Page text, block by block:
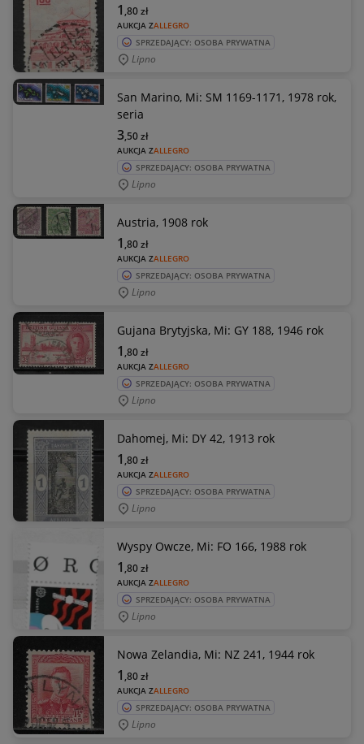
AUKCJA ZALLEGRO
1 ,80zł
SPRZEDAJĄCY: OSOBA PRYWATNA
Lipno
San Marino, Mi: SM 1169-1171, 1978 rok,
seria
AUKCJA ZALLEGRO
3,50zł
SPRZEDAJĄCY: OSOBA PRYWATNA
Lipno
Austria, 1908 rok
AUKCJA ZALLEGRO
1 ,80zł
SPRZEDAJĄCY: OSOBA PRYWATNA
Lipno
Gujana Brytyjska, Mi: GY 188, 1946 rok
AUKCJA ZALLEGRO
1 ,80zł
SPRZEDAJĄCY: OSOBA PRYWATNA
Lipno
Dahomej, Mi: DY 42, 1913 rok
AUKCJA ZALLEGRO
1 ,80zł
SPRZEDAJĄCY: OSOBA PRYWATNA
Lipno
Wyspy Owcze, Mi: FO 166, 1988 rok
AUKCJA ZALLEGRO
1 ,80zł
SPRZEDAJĄCY: OSOBA PRYWATNA
Lipno
Nowa Zelandia, Mi: NZ 241, 1944 rok
AUKCJA ZALLEGRO
1 ,80zł
SPRZEDAJĄCY: OSOBA PRYWATNA
Lipno